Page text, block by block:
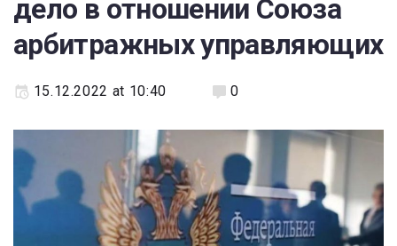
дело в отношении Союза
арбитражных управляющих
15.12.2022 at 10:40 0